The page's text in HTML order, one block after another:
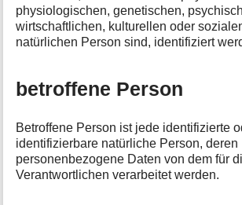
physiologischen, genetischen,
wirtschaftlichen, kulturellen oder
natürlichen Person sind, identifiziert
betroffene Person
Betroffene Person ist jede identifizierte
identifizierbare natürliche Person, deren
personenbezogene Daten von dem für
Verantwortlichen verarbeitet werden.